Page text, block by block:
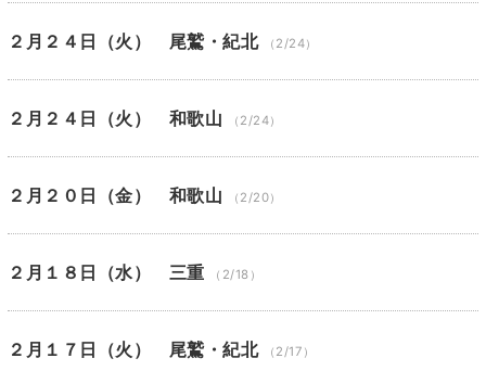
２月２４日（火） 尾鷲・紀北 （2/24）
２月２４日（火） 和歌山 （2/24）
２月２０日（金） 和歌山 （2/20）
２月１８日（水） 三重 （2/18）
２月１７日（火） 尾鷲・紀北 （2/17）